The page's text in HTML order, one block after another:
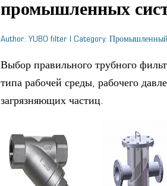
промышленных
Author: YUBO filter | Category:
Выбор правильного трубного
типа рабочей среды, рабочего
загрязняющих частиц.